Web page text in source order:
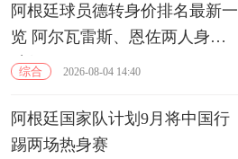
阿根廷球员德转身价排名最新一
览 阿尔瓦雷斯、恩佐两人身价
破亿
综合 2026-08-04 14:40
阿根廷国家队计划9月将中国行
踢两场热身赛